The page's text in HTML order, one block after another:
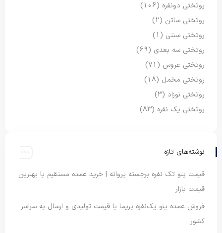
روتختی دونفره (106)
روتختی ساتن (2)
روتختی سنتی (1)
روتختی سه بعدی (69)
روتختی عروس (71)
روتختی مخمل (18)
روتختی نوزاد (3)
روتختی یک نفره (83)
نوشته‌های تازه
قیمت پتو تک نفره برجسته پروانه | خرید عمده مستقیم با بهترین
قیمت بازار
فروش عمده پتو یک‌نفره پریما با قیمت تولیدی و ارسال به سراسر
کشور